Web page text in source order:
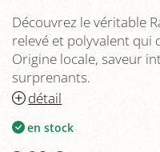
Découvrez le véritable
relevé et polyvalent qui
Origine locale, saveur
surprenants.
détail
en stock